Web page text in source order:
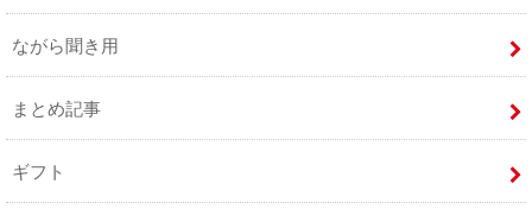
ながら聞き用
まとめ記事
ギフト